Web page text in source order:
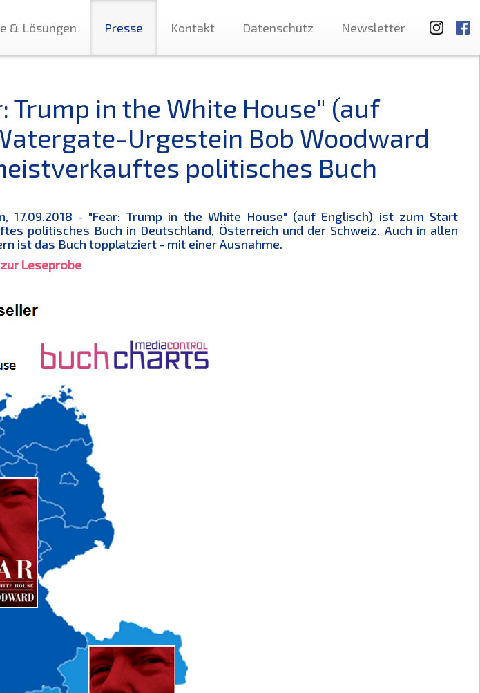
& Lösungen Presse Kontakt Datenschutz Newsletter
Trump in the White House" (auf
Urgestein Bob Woodward
politisches Buch
17.09.2018 - "Fear: Trump in the White House" (auf Englisch) ist zum Start
politisches Buch in Deutschland, Österreich und der Schweiz. Auch in allen
ist das Buch topplatziert - mit einer Ausnahme.
Leseprobe